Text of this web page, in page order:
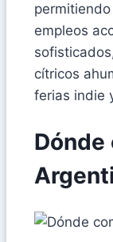
empleos
cítricos
ferias indie
Dónde